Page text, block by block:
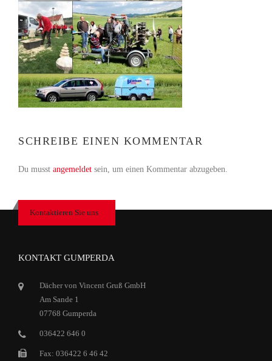
SCHREIBE EINEN KOMMENTAR
Du musst angemeldet sein, um einen Kommentar abzugeben.
Kontaktieren Sie uns
KONTAKT GUMPERDA
Dächer von Vincent Gruß GmbH
Am Sande 1
07768 Gumperda
036422 646 0
Fax: 036422 6 46 42